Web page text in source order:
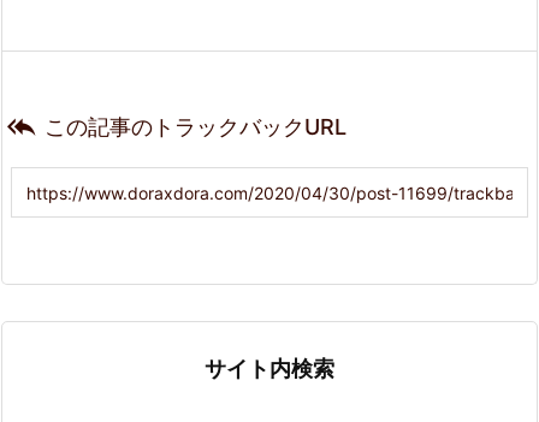
 この記事のトラックバックURL
サイト内検索